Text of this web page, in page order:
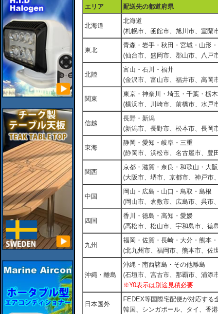
エリア 配送先の都道府県
北海道
北海道
(札幌市、函館市、旭川市、室蘭
東北
青森・岩手・秋田・宮城・山形
(仙台市、盛岡市、郡山市、八戸
北陸
富山・石川・福井
(金沢市、富山市、福井市、高岡
関東
東京・神奈川・埼玉・千葉・栃
(横浜市、川崎市、前橋市、水戸
信越
長野・新潟
(新潟市、長野市、松本市、長岡
東海
静岡・愛知・岐阜・三重
(静岡市、浜松市、名古屋市、豊
関西
京都・滋賀・奈良・和歌山・大
(大阪市、堺市、京都市、神戸市
中国
岡山・広島・山口・鳥取・島根
(岡山市、倉敷市、広島市、呉市
四国
香川・徳島・高知・愛媛
(高松市、松山市、宇和島市、徳
九州
福岡・佐賀・長崎・大分・熊本
(北九州市、福岡市、熊本市、佐
沖縄・離島
沖縄・南西諸島・その他離島
(石垣市、宮古市、那覇市、浦添
※¥0表示は別途見積必要
日本国外
FEDEX等国際宅配便が対応す
韓国、シンガポール、タイ、香